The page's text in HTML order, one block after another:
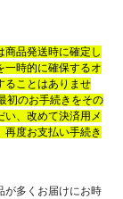
商品発送時に確定し
一時的に確保するオ
ることはありませ
初のお手続きをその
い、改めて決済用メ
再度お支払い手続き
が多くお届けにお時